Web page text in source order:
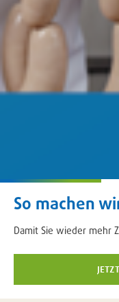
So machen
Damit Sie wieder mehr